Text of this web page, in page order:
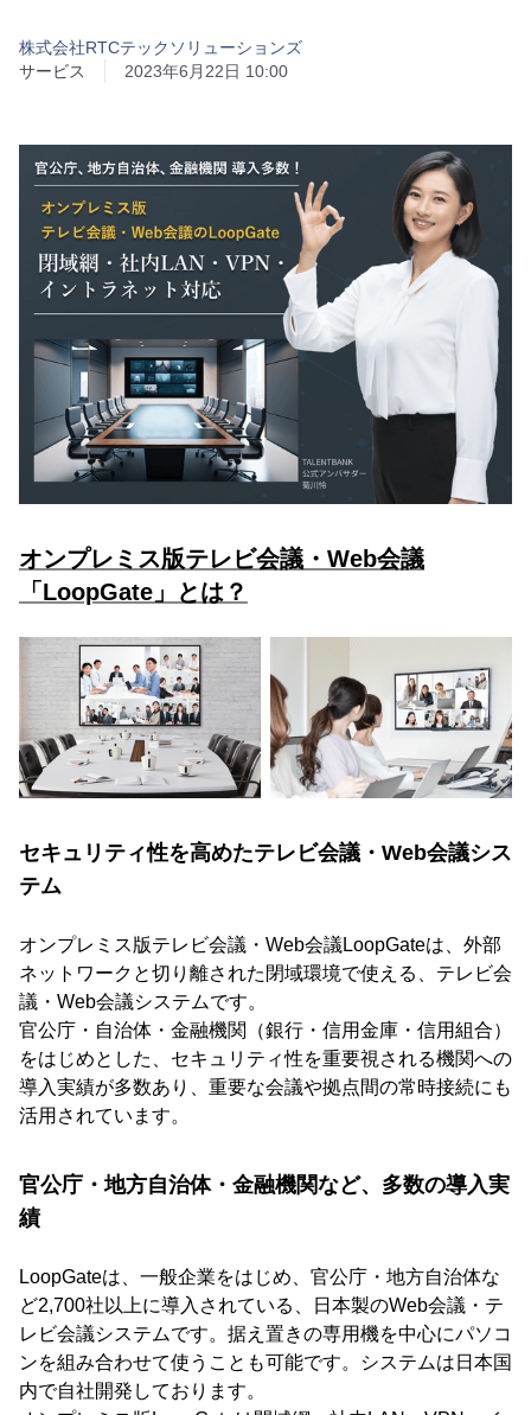
株式会社RTCテックソリューションズ
サービス
2023年6月22日 10:00
オンプレミス版テレビ会議・Web会議
「LoopGate」とは？
セキュリティ性を高めたテレビ会議・Web会議シス
テム
オンプレミス版テレビ会議・Web会議LoopGateは、外部
ネットワークと切り離された閉域環境で使える、テレビ会
議・Web会議システムです。
官公庁・自治体・金融機関（銀行・信用金庫・信用組合）
をはじめとした、セキュリティ性を重要視される機関への
導入実績が多数あり、重要な会議や拠点間の常時接続にも
活用されています。
官公庁・地方自治体・金融機関など、多数の導入実
績
LoopGateは、一般企業をはじめ、官公庁・地方自治体な
ど2,700社以上に導入されている、日本製のWeb会議・テ
レビ会議システムです。据え置きの専用機を中心にパソコ
ンを組み合わせて使うことも可能です。システムは日本国
内で自社開発しております。